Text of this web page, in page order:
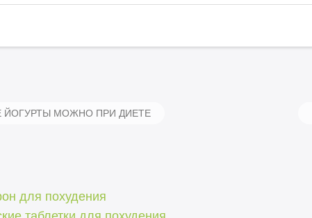
ЙОГУРТЫ МОЖНО ПРИ ДИЕТЕ
для похудения